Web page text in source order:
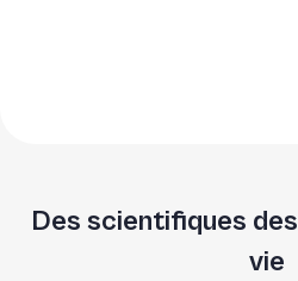
Des scientifiques
vie